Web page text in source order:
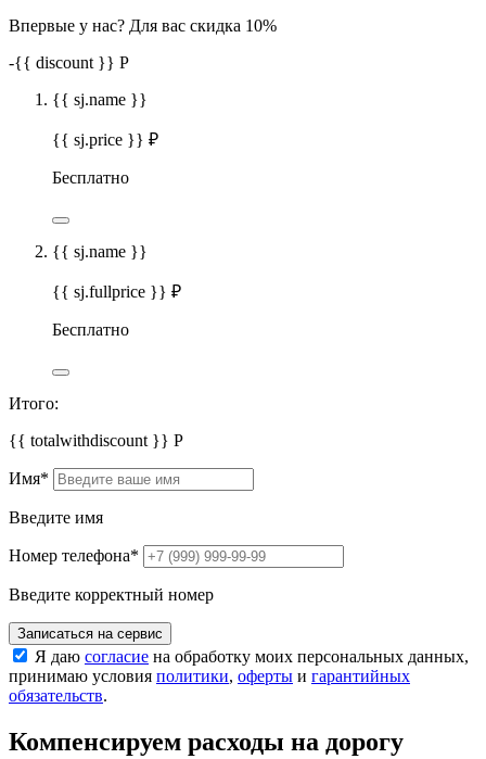
Впервые у нас? Для вас скидка 10%
-{{ discount }} Р
{{ sj.name }}
{{ sj.price }} ₽
Бесплатно
{{ sj.name }}
{{ sj.fullprice }} ₽
Бесплатно
Итого:
{{ totalwithdiscount }} Р
Имя*
Введите имя
Номер телефона*
Введите корректный номер
Записаться на сервис
Я даю согласие на обработку моих персональных данных,
принимаю условия политики, оферты и гарантийных
обязательств.
Компенсируем расходы на дорогу